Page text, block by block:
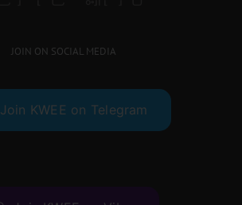
JOIN ON SOCIAL MEDIA
Join KWEE on Telegram